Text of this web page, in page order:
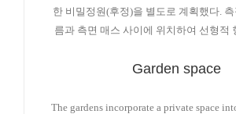
한 비밀정원(후정)을 별도로 계획했다.
름과 측면 매스 사이에 위치하여 선형적
Garden space
The gardens incorporate a private space